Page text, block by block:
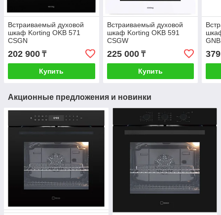
Встраиваемый духовой
шкаф Korting OKB 571
CSGN
202 900 ₸
Купить
Встраиваемый духовой
шкаф Korting OKB 591
CSGW
225 000₸
Купить
Акционные предложения и новинки